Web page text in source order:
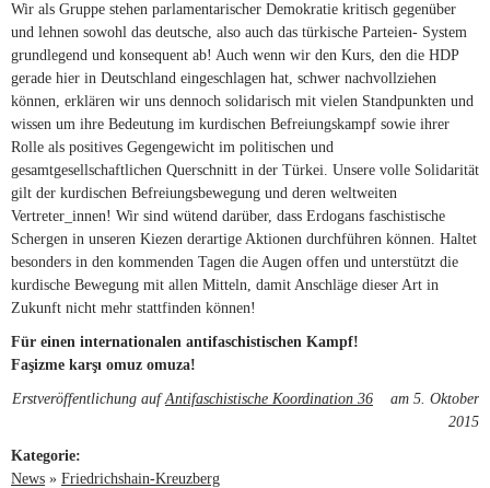
Wir als Gruppe stehen parlamentarischer Demokratie kritisch gegenüber
und lehnen sowohl das deutsche, also auch das türkische Parteien- System
grundlegend und konsequent ab! Auch wenn wir den Kurs, den die HDP
gerade hier in Deutschland eingeschlagen hat, schwer nachvollziehen
können, erklären wir uns dennoch solidarisch mit vielen Standpunkten und
wissen um ihre Bedeutung im kurdischen Befreiungskampf sowie ihrer
Rolle als positives Gegengewicht im politischen und
gesamtgesellschaftlichen Querschnitt in der Türkei. Unsere volle Solidarität
gilt der kurdischen Befreiungsbewegung und deren weltweiten
Vertreter_innen! Wir sind wütend darüber, dass Erdogans faschistische
Schergen in unseren Kiezen derartige Aktionen durchführen können. Haltet
besonders in den kommenden Tagen die Augen offen und unterstützt die
kurdische Bewegung mit allen Mitteln, damit Anschläge dieser Art in
Zukunft nicht mehr stattfinden können!
Für einen internationalen antifaschistischen Kampf!
Faşizme karşı omuz omuza!
Erstveröffentlichung aufAntifaschistische Koordination 36 (link is external)
am 5. Oktober
2015
Kategorie:
News » Friedrichshain-Kreuzberg